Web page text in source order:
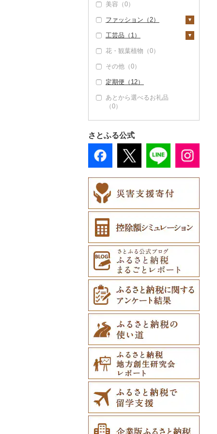
ゴルフ（0）
釣り（1）
サイクリング（0）
アウトドア・キャンプ
美容（0）
ファッション（2）
鞄・バッグ（0）
洋服（0）
和服（0）
靴・履物（0）
アクセサリー（0）
ショール・ストール
（0）
ネクタイ・ベルト
（0）
マフラー・手袋（0）
その他服飾小物（2）
工芸品（1）
織物（0）
陶器・漆器（0）
その他装飾品・工芸品
数珠（0）
工芸品（1）
播州そろばん（0）
美濃和紙（0）
民芸品（0）
花・観葉植物（0）
その他（0）
定期便（12）
あとから選べるお礼品
（0）
さとふる公式